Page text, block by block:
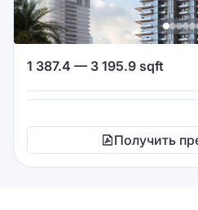
1 387.4 — 3 195.9 sqft
Получить